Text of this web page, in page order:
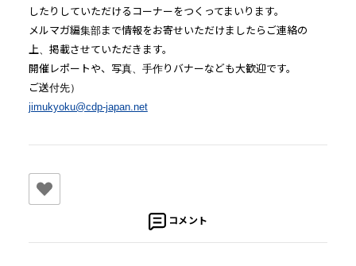
したりしていただけるコーナーをつくってまいります。
メルマガ編集部まで情報をお寄せいただけましたらご連絡の
上、掲載させていただきます。
開催レポートや、写真、手作りバナーなども大歓迎です。
ご送付先）
jimukyoku@cdp-japan.net
コメント